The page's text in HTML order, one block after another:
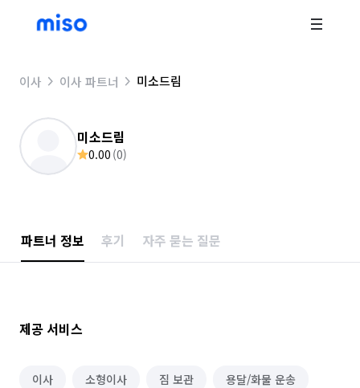
이사 이사 파트너 미소드림
미소드림
0.00 (0)
파트너 정보 후기 자주 묻는 질문
제공 서비스
이사 소형이사 짐 보관 용달/화물 운송